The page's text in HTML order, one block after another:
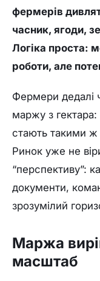
фермерів
часник, ягоди,
Логіка проста:
роботи, але
Фермери дедалі
маржу з
стають такими ж
Ринок уже не
“перспективу”:
документи,
зрозумілий
Маржа
масштаб